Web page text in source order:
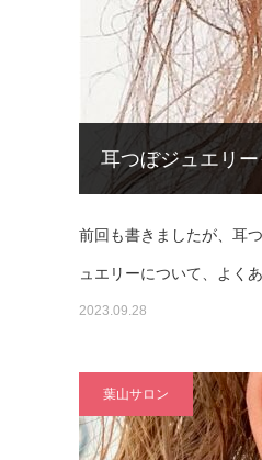
耳つぼジュエリ
前回も書きましたが、耳
ュエリーについて、よく
2023.09.28
葉山サロン